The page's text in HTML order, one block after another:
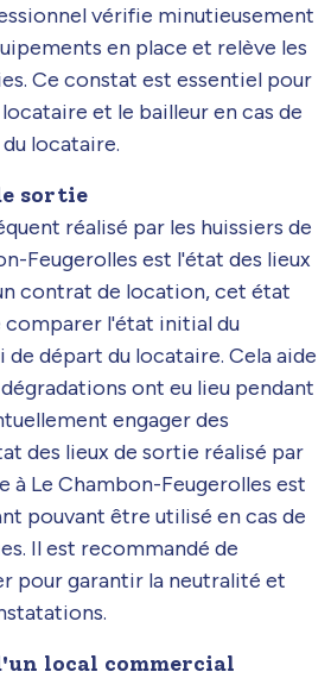
vérifie minutieusement
en place et relève les
Ce constat est essentiel pour
et le bailleur en cas de
locataire.
sortie
réalisé par les huissiers de
Feugerolles est l'état des lieux
contrat de location, cet état
comparer l'état initial du
départ du locataire. Cela aide
ont eu lieu pendant
engager des
des lieux de sortie réalisé par
à Le Chambon-Feugerolles est
pouvant être utilisé en cas de
Il est recommandé de
pour garantir la neutralité et
local commercial